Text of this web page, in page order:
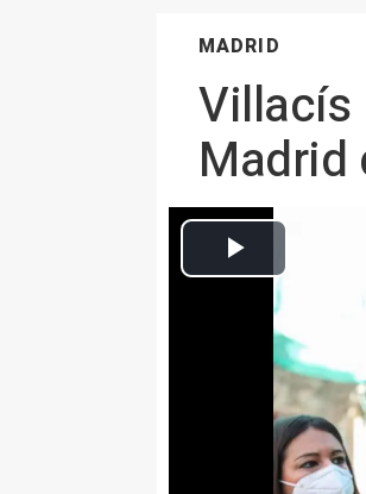
MADRID
Villacís
Madrid
Imagen de
Europa Press
Publicado: martes, 20 abril
MADRID, 20
La
políticos que